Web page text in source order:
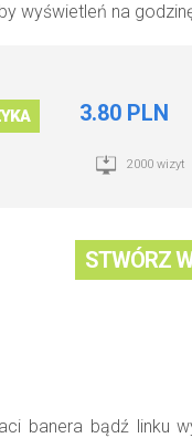
wyświetleń na
3.80 PLN
2000 wizyt
STWÓRZ
banera bądź linku